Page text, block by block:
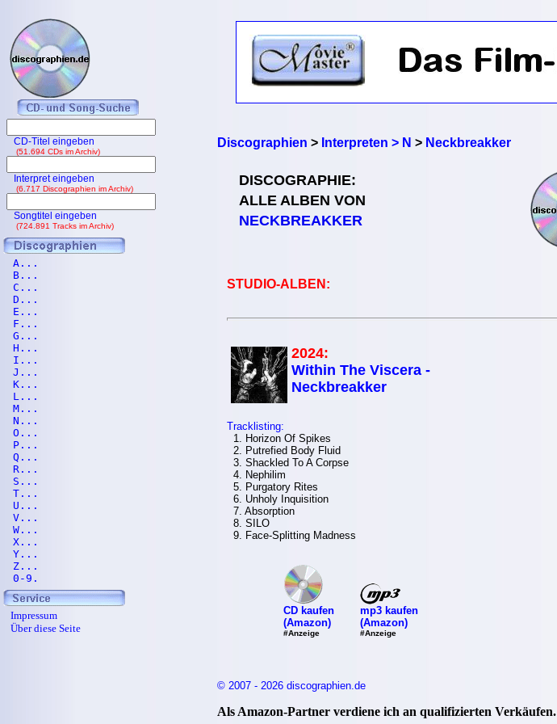
Discographien > Interpreten > N > Neckbreakker
DISCOGRAPHIE:
ALLE ALBEN VON
NECKBREAKKER
STUDIO-ALBEN:
2024:
Within The Viscera -
Neckbreakker
Tracklisting:
1. Horizon Of Spikes
2. Putrefied Body Fluid
3. Shackled To A Corpse
4. Nephilim
5. Purgatory Rites
6. Unholy Inquisition
7. Absorption
8. SILO
9. Face-Splitting Madness
CD kaufen
(Amazon)
#Anzeige
mp3 kaufen
(Amazon)
#Anzeige
© 2007 - 2026 discographien.de
Als Amazon-Partner verdiene ich an qualifizierten Verkäufen.
CD-Titel eingeben
(51.694 CDs im Archiv)
Interpret eingeben
(6.717 Discographien im Archiv)
Songtitel eingeben
(724.891 Tracks im Archiv)
A...
B...
C...
D...
E...
F...
G...
H...
I...
J...
K...
L...
M...
N...
O...
P...
Q...
R...
S...
T...
U...
V...
W...
X...
Y...
Z...
0-9.
Impressum
Über diese Seite